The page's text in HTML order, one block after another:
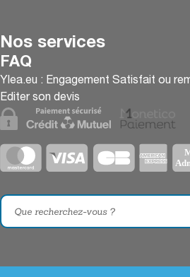
Nos services
FAQ
Ylea.eu : Engagement Satisfait ou
Editer son devis